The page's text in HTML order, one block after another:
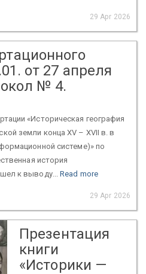
29 Apr 2026
от 27 апреля
№ 4.
«Историческая география
земли конца XV – XVII в. в
системе)» по
история
к выводу...Read more
29 Apr 2026
Презентация
книги
«Историки —